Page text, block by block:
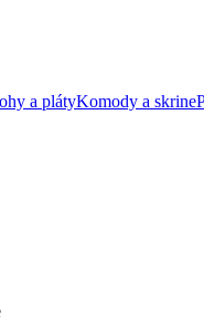
a plátyKomody a skrine